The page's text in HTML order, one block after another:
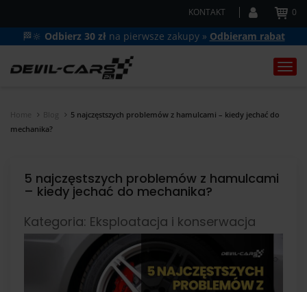
KONTAKT 0
🏁🔆 Odbierz 30 zł na pierwsze zakupy » Odbieram rabat
Home Blog
5 najczęstszych problemów z hamulcami – kiedy jechać do
mechanika?
5 najczęstszych problemów z hamulcami
– kiedy jechać do mechanika?
Kategoria: Eksploatacja i konserwacja